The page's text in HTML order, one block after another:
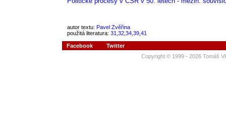
autor textu: Pavel Zvěřina
použitá literatura: 31,32,34,39,41
Facebook
Twitter
Copyright © 1999 - 2026 Tomáš